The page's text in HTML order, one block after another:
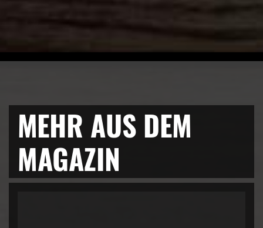
MEHR AUS DEM
MAGAZIN